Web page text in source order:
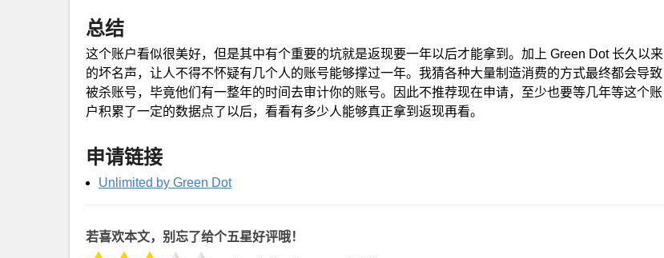
总结
这个账户看似很美好，但是其中有个重要的坑就是返现要一年以后才能拿到。加上 Green Dot 长久以来
的坏名声，让人不得不怀疑有几个人的账号能够撑过一年。我猜各种大量制造消费的方式最终都会导致
被杀账号，毕竟他们有一整年的时间去审计你的账号。因此不推荐现在申请，至少也要等几年等这个账
户积累了一定的数据点了以后，看看有多少人能够真正拿到返现再看。
申请链接
Unlimited by Green Dot
若喜欢本文，别忘了给个五星好评哦！